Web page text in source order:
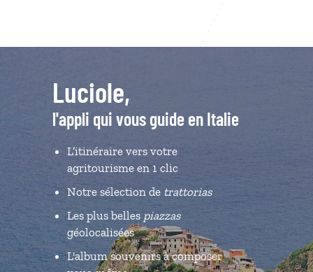
Luciole,
l'appli qui vous guide en Italie
L’itinéraire vers votre
agritourisme en 1 clic
Notre sélection de trattorias
Les plus belles piazzas
géolocalisées
L'album souvenirs à composer